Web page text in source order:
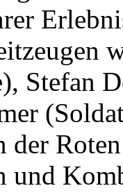
Stefan
der
und